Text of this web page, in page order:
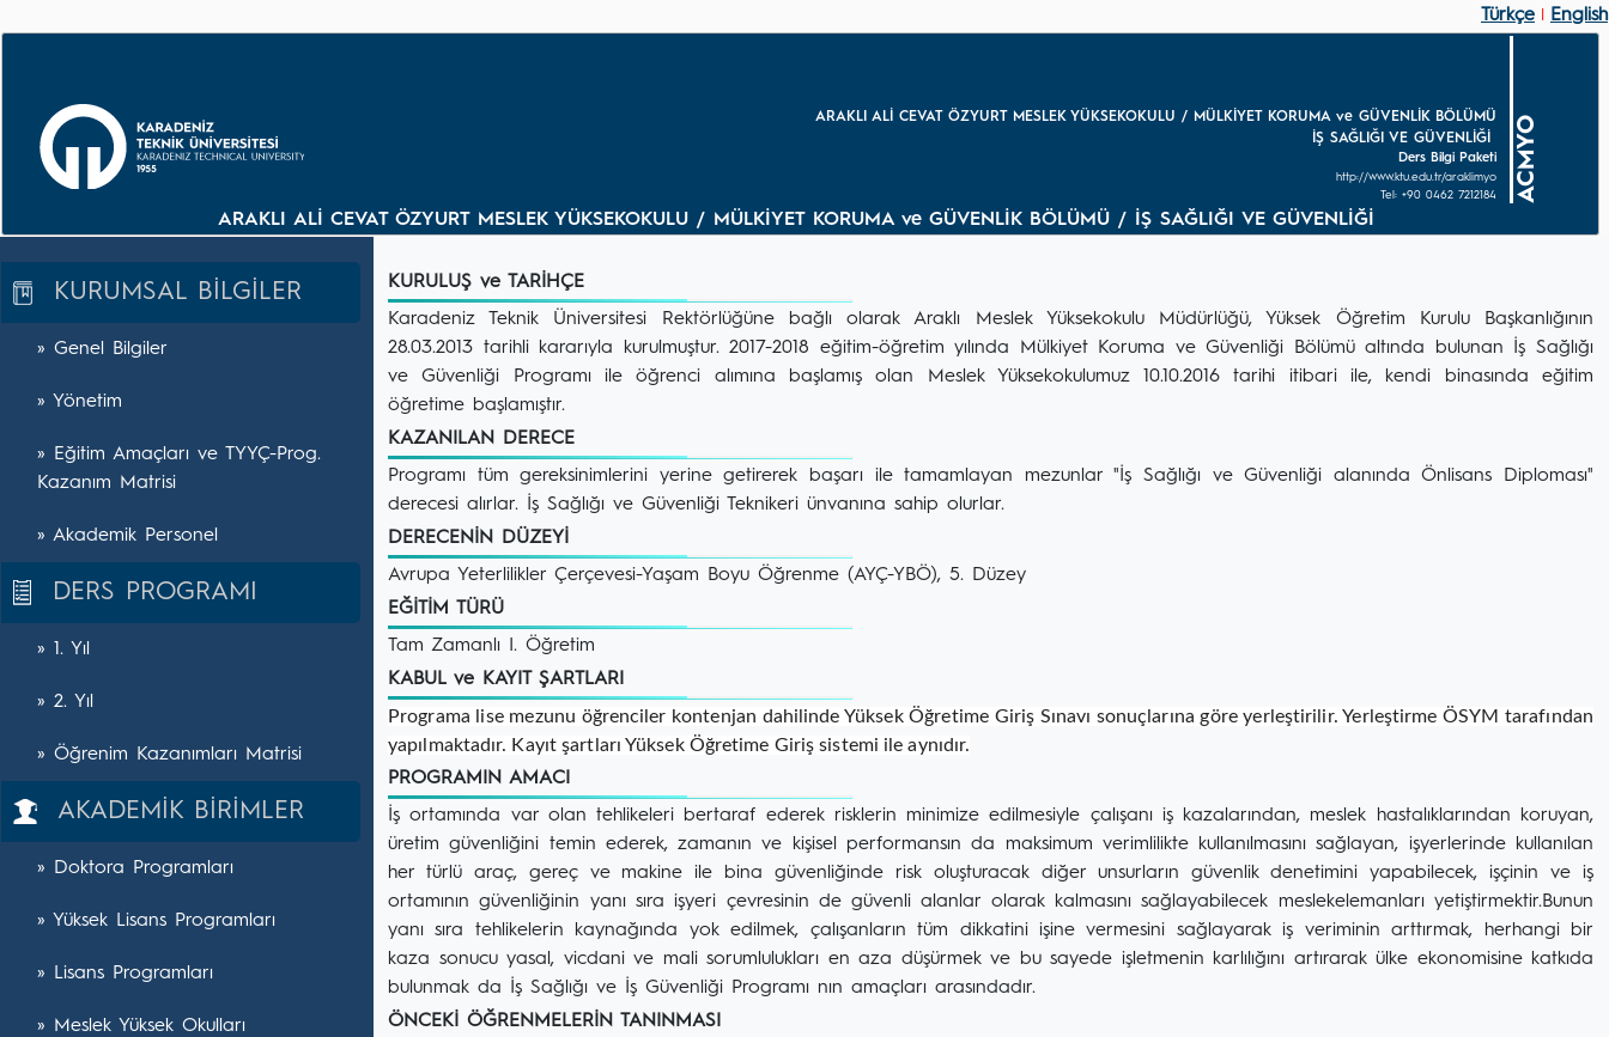
Türkçe English
ARAKLI ALİ CEVAT ÖZYURT MESLEK YÜKSEKOKULU / MÜLKİYET KORUMA ve GÜVENLİK BÖLÜMÜ
İŞ SAĞLIĞI VE GÜVENLİĞİ
Ders Bilgi Paketi
http://www.ktu.edu.tr/araklimyo
Tel: +90 0462 7212184
ACMYO
ARAKLI ALİ CEVAT ÖZYURT MESLEK YÜKSEKOKULU / MÜLKİYET KORUMA ve GÜVENLİK BÖLÜMÜ / İŞ SAĞLIĞI VE GÜVENLİĞİ
KURUMSAL BİLGİLER
» Genel Bilgiler
» Yönetim
» Eğitim Amaçları ve TYYÇ-Prog.
Kazanım Matrisi
» Akademik Personel
DERS PROGRAMI
» 1. Yıl
» 2. Yıl
» Öğrenim Kazanımları Matrisi
AKADEMİK BİRİMLER
» Doktora Programları
» Yüksek Lisans Programları
» Lisans Programları
» Meslek Yüksek Okulları
KURULUŞ ve TARİHÇE
Karadeniz Teknik Üniversitesi Rektörlüğüne bağlı olarak Araklı Meslek Yüksekokulu Müdürlüğü, Yüksek Öğretim Kurulu Başkanlığının
28.03.2013 tarihli kararıyla kurulmuştur. 2017-2018 eğitim-öğretim yılında Mülkiyet Koruma ve Güvenliği Bölümü altında bulunan İş Sağlığı
ve Güvenliği Programı ile öğrenci alımına başlamış olan Meslek Yüksekokulumuz 10.10.2016 tarihi itibari ile, kendi binasında eğitim
öğretime başlamıştır.
KAZANILAN DERECE
Programı tüm gereksinimlerini yerine getirerek başarı ile tamamlayan mezunlar "İş Sağlığı ve Güvenliği alanında Önlisans Diploması"
derecesi alırlar. İş Sağlığı ve Güvenliği Teknikeri ünvanına sahip olurlar.
DERECENİN DÜZEYİ
Avrupa Yeterlilikler Çerçevesi-Yaşam Boyu Öğrenme (AYÇ-YBÖ), 5. Düzey
EĞİTİM TÜRÜ
Tam Zamanlı I. Öğretim
KABUL ve KAYIT ŞARTLARI
Programa lise mezunu öğrenciler kontenjan dahilinde Yüksek Öğretime Giriş Sınavı sonuçlarına göre yerleştirilir. Yerleştirme ÖSYM tarafından
yapılmaktadır. Kayıt şartları Yüksek Öğretime Giriş sistemi ile aynıdır.
PROGRAMIN AMACI
İş ortamında var olan tehlikeleri bertaraf ederek risklerin minimize edilmesiyle çalışanı iş kazalarından, meslek hastalıklarından koruyan,
üretim güvenliğini temin ederek, zamanın ve kişisel performansın da maksimum verimlilikte kullanılmasını sağlayan, işyerlerinde kullanılan
her türlü araç, gereç ve makine ile bina güvenliğinde risk oluşturacak diğer unsurların güvenlik denetimini yapabilecek, işçinin ve iş
ortamının güvenliğinin yanı sıra işyeri çevresinin de güvenli alanlar olarak kalmasını sağlayabilecek meslekelemanları yetiştirmektir.Bunun
yanı sıra tehlikelerin kaynağında yok edilmek, çalışanların tüm dikkatini işine vermesini sağlayarak iş veriminin arttırmak, herhangi bir
kaza sonucu yasal, vicdani ve mali sorumlulukları en aza düşürmek ve bu sayede işletmenin karlılığını artırarak ülke ekonomisine katkıda
bulunmak da İş Sağlığı ve İş Güvenliği Programı nın amaçları arasındadır.
ÖNCEKİ ÖĞRENMELERİN TANINMASI